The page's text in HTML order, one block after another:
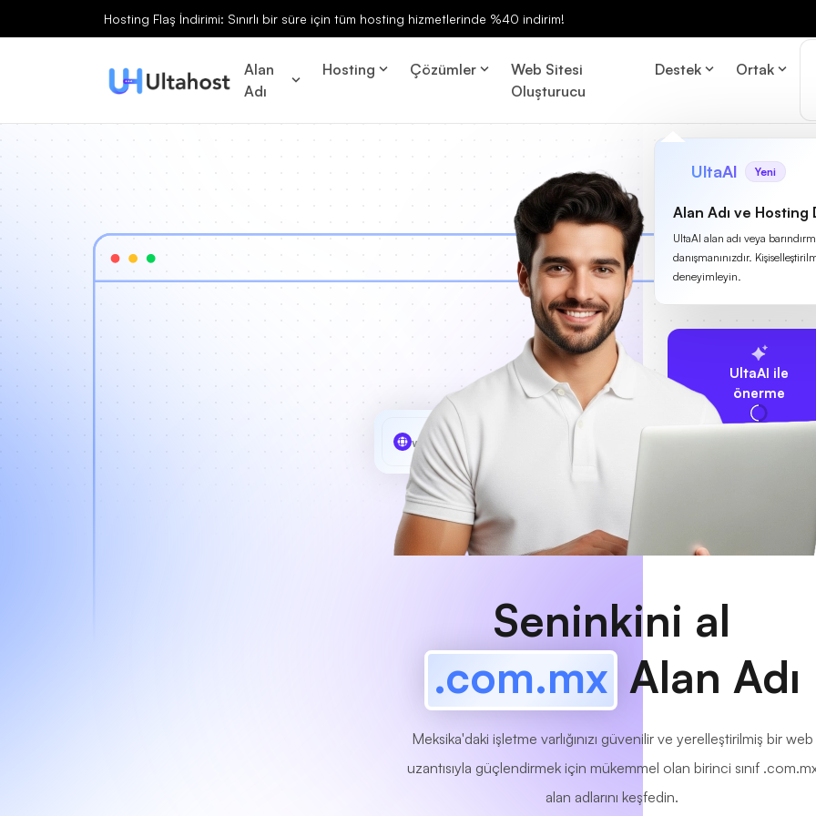
Hosting Flaş İndirimi: Sınırlı bir süre için tüm hosting hizmetlerinde %40 indirim!
Alan
Adı
Hosting Çözümler
Web Sitesi
Oluşturucu
Destek Ortak
UltaAI Yeni
Alan Adı ve Hosting
UltaAI alan adı veya
danışmanınızdır.
deneyimleyin.
UltaAI ile
önerme
www MyCafe
Seninkini al
.com.mx Alan Adı
Meksika'daki işletme varlığınızı güvenilir ve yerelleştirilmiş bir web
uzantısıyla güçlendirmek için mükemmel olan birinci sınıf
alan adlarını keşfedin.